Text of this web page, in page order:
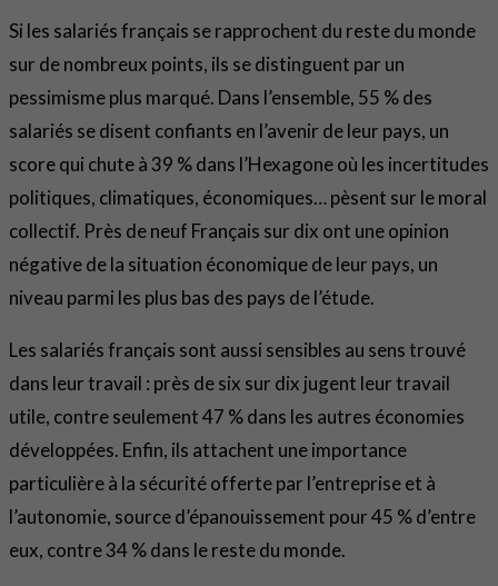
Si les salariés français se rapprochent du reste du monde
sur de nombreux points, ils se distinguent par un
pessimisme plus marqué. Dans l’ensemble, 55 % des
salariés se disent confiants en l’avenir de leur pays, un
score qui chute à 39 % dans l’Hexagone où les incertitudes
politiques, climatiques, économiques… pèsent sur le moral
collectif. Près de neuf Français sur dix ont une opinion
négative de la situation économique de leur pays, un
niveau parmi les plus bas des pays de l’étude.
Les salariés français sont aussi sensibles au sens trouvé
dans leur travail : près de six sur dix jugent leur travail
utile, contre seulement 47 % dans les autres économies
développées. Enfin, ils attachent une importance
particulière à la sécurité offerte par l’entreprise et à
l’autonomie, source d’épanouissement pour 45 % d’entre
eux, contre 34 % dans le reste du monde.